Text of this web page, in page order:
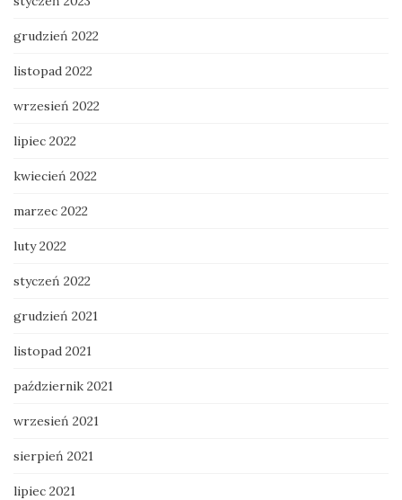
grudzień 2022
listopad 2022
wrzesień 2022
lipiec 2022
kwiecień 2022
marzec 2022
luty 2022
styczeń 2022
grudzień 2021
listopad 2021
październik 2021
wrzesień 2021
sierpień 2021
lipiec 2021